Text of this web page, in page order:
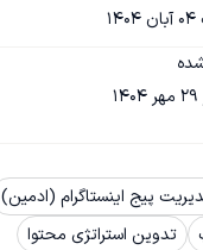
پیج اینستاگرام (ادمین)
تدوین استراتژی محتوا